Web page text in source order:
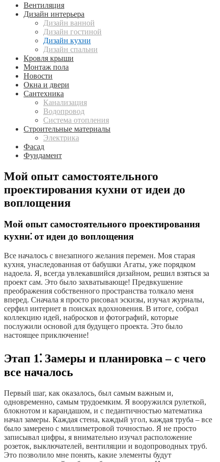
Вентиляция
Дизайн интерьера
Дизайн ванной
Дизайн гостиной
Дизайн кухни
Дизайн спальни
Кровля крыши
Монтаж пола
Новости
Окна и двери
Сантехника
Канализация
Водопровод
Система отопления
Строительные материалы
Электрика
Фасад
Фундамент
Мой опыт самостоятельного
проектирования кухни от идеи до
воплощения
Мой опыт самостоятельного проектирования
кухни⁚ от идеи до воплощения
Все началось с внезапного желания перемен. Моя старая
кухня, унаследованная от бабушки Агаты, уже порядком
надоела. Я, всегда увлекавшийся дизайном, решил взяться за
проект сам. Это было захватывающе! Предвкушение
преображения собственного пространства толкало меня
вперед. Сначала я просто рисовал эскизы, изучал журналы,
серфил интернет в поисках вдохновения. В итоге, собрал
коллекцию идей, набросков и фотографий, которые
послужили основой для будущего проекта. Это было
настоящее приключение!
Этап 1⁚ Замеры и планировка – с чего
все началось
Первый шаг, как оказалось, был самым важным и,
одновременно, самым трудоемким. Я вооружился рулеткой,
блокнотом и карандашом, и с педантичностью математика
начал замеры. Каждая стена, каждый угол, каждая труба – все
было замерено с миллиметровой точностью. Я не просто
записывал цифры, я внимательно изучал расположение
розеток, выключателей, вентиляции и водопроводных труб.
Это позволило мне понять, какие элементы будут